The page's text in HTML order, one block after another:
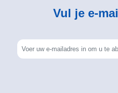
Vul je e-